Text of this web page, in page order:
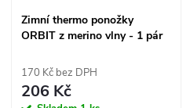
Zimní thermo ponožky
ORBIT z merino vlny - 1 pár
170 Kč bez DPH
206 Kč